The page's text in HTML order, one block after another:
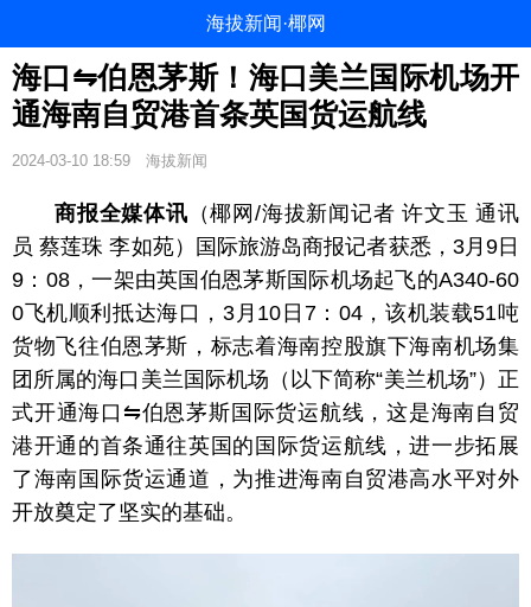
海拔新闻·椰网
海口⇋伯恩茅斯！海口美兰国际机场开
通海南自贸港首条英国货运航线
2024-03-10 18:59 海拔新闻
商报全媒体讯 （椰网/海拔新闻记者 许文玉 通讯
员 蔡莲珠 李如苑）国际旅游岛商报记者获悉，3月9日
9：08，一架由英国伯恩茅斯国际机场起飞的A340-60
0飞机顺利抵达海口，3月10日 7：04，该机装载51吨
货物飞往伯恩茅斯，标志着海南控股旗下海南机场集
团所属的海口美兰国际机场（以下简称“美兰机场”）正
式开通海口⇋伯恩茅斯国际货运航线，这是海南自贸
港开通的首条通往英国的国际货运航线，进一步拓展
了海南国际货运通道，为推进海南自贸港高水平对外
开放奠定了坚实的基础。